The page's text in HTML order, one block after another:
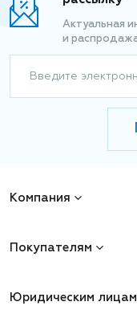
Актуальная
и
Введите
Компания
Покупателям
Юридическим лицам